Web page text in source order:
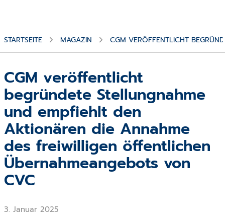
STARTSEITE MAGAZIN CGM VERÖFFENTLICHT
CGM veröffentlicht
begründete Stellungnahme
und empfiehlt den
Aktionären die Annahme
des freiwilligen öffentlichen
Übernahmeangebots von
CVC
3. Januar 2025